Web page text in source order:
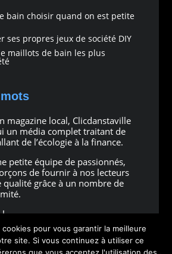
bain choisir quand on est petite
ses propres jeux de société DIY
maillots de bain les plus
magazine local, Clicdanstaville
un média complet traitant de
de l’écologie à la finance.
petite équipe de passionnés,
de fournir à nos lecteurs
qualité grâce à un nombre de
!
pour vous garantir la meilleure
site. Si vous continuez à utiliser ce